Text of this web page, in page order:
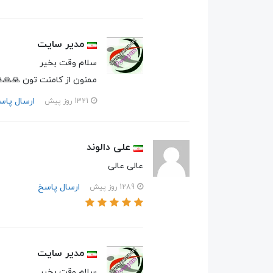
مدیر سایت
سلام وقت بخیر
ممنون از کامنت تون
ارسال
علی دالوند
عالی عالی
ارسال پاسخ
مدیر سایت